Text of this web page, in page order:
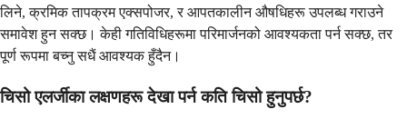
लिने, क्रमिक तापक्रम एक्सपोजर, र आपतकालीन औषधिहरू उपलब्ध गराउने
समावेश हुन सक्छ। केही गतिविधिहरूमा परिमार्जनको आवश्यकता पर्न सक्छ, तर
पूर्ण रूपमा बच्नु सधैं आवश्यक हुँदैन।
चिसो एलर्जीका लक्षणहरू देखा पर्न कति चिसो हुनुपर्छ?